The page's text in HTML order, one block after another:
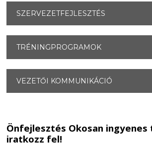
SZERVEZETFEJLESZTÉS
TRÉNINGPROGRAMOK
VEZETŐI KOMMUNIKÁCIÓ
Önfejlesztés Okosan ingyenes
iratkozz fel!